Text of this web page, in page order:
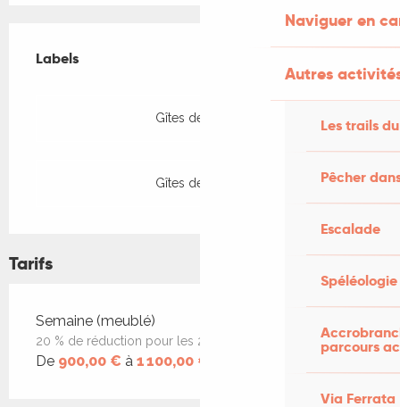
Naviguer en
Autres
Les trails
Pêcher
Escalade
Spéléologie
parcours
Via Ferrata
Labels
Labels
Gîtes de France
Gîtes de France
Tarifs
Tarifs 2026
Semaine (meublé)
20 % de réduction pour les 2 premières réservations.
De 900,00 € à 1 100,00 €